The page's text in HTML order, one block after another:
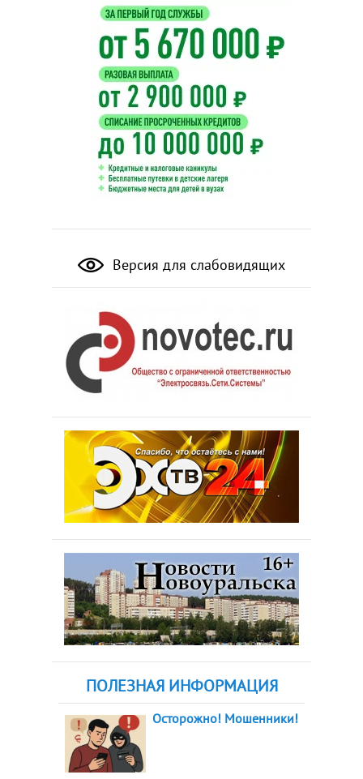
Версия для слабовидящих
ПОЛЕЗНАЯ ИНФОРМАЦИЯ
Осторожно! Мошенники!